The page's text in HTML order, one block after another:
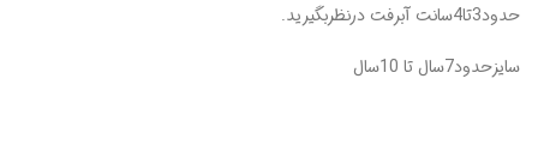
حدود3تا4سانت آبرفت درنظربگیرید.
سایزحدود7سال تا 10سال